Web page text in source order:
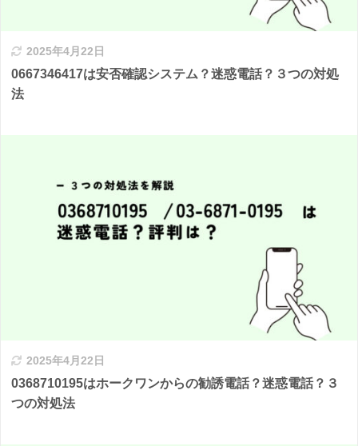
2025年4月22日
0667346417は安否確認システム？迷惑電話？３つの対処
法
2025年4月22日
0368710195はホークワンからの勧誘電話？迷惑電話？３
つの対処法